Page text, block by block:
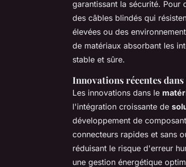
garantissant la sécurité. Pour
des câbles blindés qui
élevées ou des
de matériaux absorbant les
stable et sûre.
Innovations récentes
Les innovations dans le
l'intégration croissante de
développement de
connecteurs rapides et sans
réduisant le risque d'erreur
une gestion énergétique